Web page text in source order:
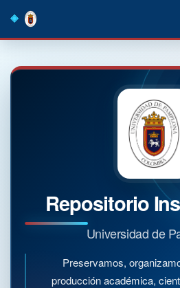
navigation
Repositorio
Universidad de
Preservamos,
producción académica,